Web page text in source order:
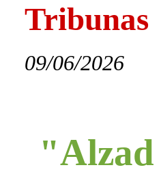
Tribunas
09/06/2026